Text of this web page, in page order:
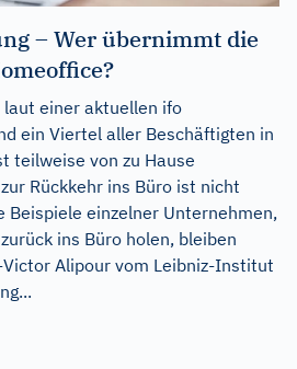
– Wer übernimmt die
einer aktuellen ifo
ein Viertel aller Beschäftigten in
teilweise von zu Hause
Rückkehr ins Büro ist nicht
Beispiele einzelner Unternehmen,
ins Büro holen, bleiben
Victor Alipour vom Leibniz-Institut